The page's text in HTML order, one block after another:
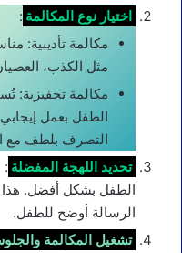
اختيار نوع المكالمة :
مكالمة تأديبية:
مثل الكذب،
مكالمة تحفيزية:
الطفل بعمل
التصرف بلطف مع
تحديد اللهجة المفضلة :
الطفل بشكل أفضل. هذا
الرسالة أوضح للطفل.
تشغيل المكالمة